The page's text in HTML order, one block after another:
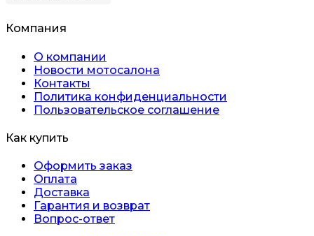
Компания
О компании
Новости мотосалона
Контакты
Политика конфиденциальности
Пользовательское соглашение
Как купить
Оформить заказ
Оплата
Доставка
Гарантия и возврат
Вопрос-ответ